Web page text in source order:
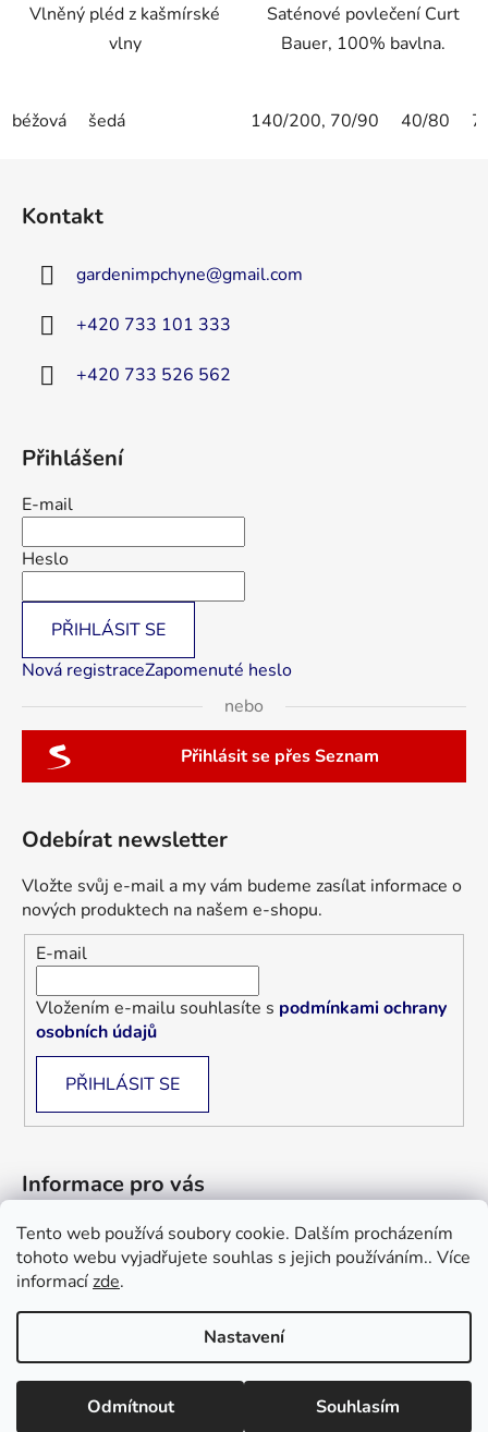
Tento web používá soubory cookie. Dalším procházením
tohoto webu vyjadřujete souhlas s jejich používáním.. Více
informacízde.
Nastavení
Odmítnout Souhlasím
Informace a objednávky : +420 733 101 333, +420 733 526 562
nebo email : gardenimpchyne@gmail.com info@polstare-deky-
Vlněný pléd z kašmírské
vlny
béžová šedá
Saténové povlečení Curt
Bauer, 100% bavlna.
140/200, 70/90 40/80
Kontakt
gardenimpchyne@gmail.com
+420 733 101 333
+420 733 526 562
Přihlášení
E-mail
Heslo
PŘIHLÁSIT SE
Nová registraceZapomenuté heslo
nebo
Přihlásit se přes Seznam
Odebírat newsletter
Vložte svůj e-mail a my vám budeme zasílat informace o
nových produktech na našem e-shopu.
E-mail
Vložením e-mailu souhlasíte s podmínkami ochrany
osobních údajů
PŘIHLÁSIT SE
Informace pro vás
Jak nakupovat
Obchodní podmínky
Vytvořil Shoptet
Copyright 2026Polštáře deky Billerbeck. Všechna